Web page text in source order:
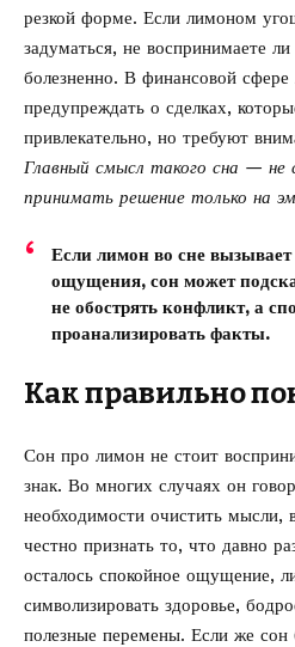
резкой форме. Если лимоном
задуматься, не воспринимаете
болезненно. В финансовой
предупреждать о сделках,
привлекательно, но требуют
Главный смысл такого сна — не
принимать решение только на
Если лимон во сне
ощущения, сон может
не обострять конфликт, а
проанализировать факты.
Как правильно
Сон про лимон не стоит
знак. Во многих случаях он
необходимости очистить мысли,
честно признать то, что давно
осталось спокойное ощущение,
символизировать здоровье,
полезные перемены. Если же